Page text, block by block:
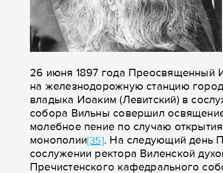
26 июня 1897 года Преосвященный
на железнодорожную станцию
владыка Иоаким (Левитский) в
собора Вильны совершил
молебное пение по случаю
монополии[35]. На следующий день
сослужении ректора Виленской
Пречистенского кафедрального